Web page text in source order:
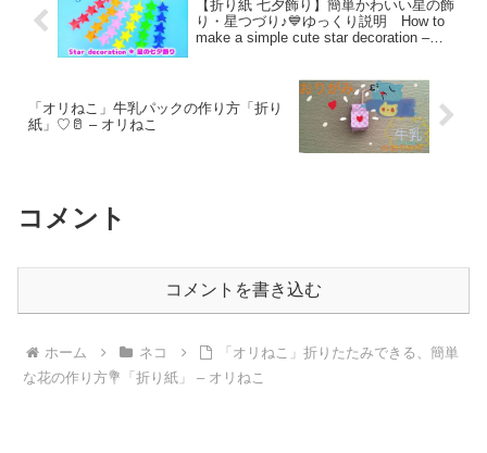
【折り紙 七夕飾り】簡単かわいい星の飾
り・星つづり♪💙ゆっくり説明 How to
make a simple cute star decoration –
「オリねこ」牛乳パックの作り方「折り
紙」♡🥛 – オリねこ
コメント
コメントを書き込む
ホーム ネコ
「オリねこ」折りたたみできる、簡単
な花の作り方💐「折り紙」 – オリねこ